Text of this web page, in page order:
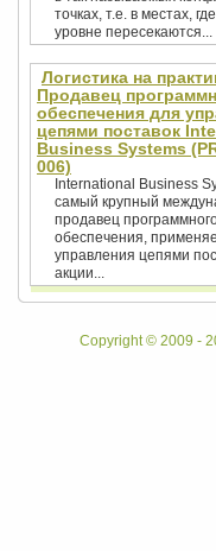
точках, т.е. в местах,
уровне пересекаются...
Логистика на
Продавец
обеспечения для
цепями поставок
Business Systems
006)
International Business
самый крупный
продавец
обеспечения,
управления цепями
акции...
Copyright © 2009 -